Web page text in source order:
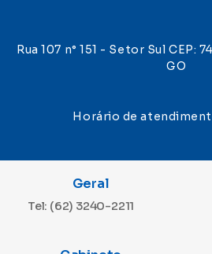
Rua 107 n° 151 - Setor Sul CEP:
GO
Horário de
Geral
Tel: (62) 3240-2211